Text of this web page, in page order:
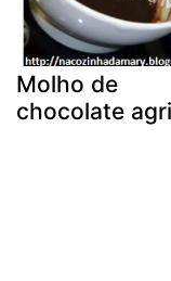
Molho de
chocolate